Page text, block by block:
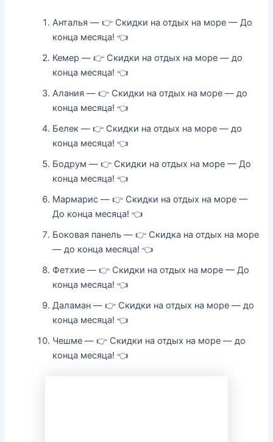
Анталья — 👉 Скидки на отдых на море — До
конца месяца! 👈
Кемер — 👉 Скидки на отдых на море — до
конца месяца! 👈
Алания — 👉 Скидки на отдых на море — до
конца месяца! 👈
Белек — 👉 Скидки на отдых на море — до
конца месяца! 👈
Бодрум — 👉 Скидки на отдых на море — До
конца месяца! 👈
Мармарис — 👉 Скидки на отдых на море —
До конца месяца! 👈
Боковая панель — 👉 Скидка на отдых на море
— до конца месяца! 👈
Фетхие — 👉 Скидки на отдых на море — До
конца месяца! 👈
Даламан — 👉 Скидки на отдых на море — до
конца месяца! 👈
Чешме — 👉 Скидки на отдых на море — до
конца месяца! 👈